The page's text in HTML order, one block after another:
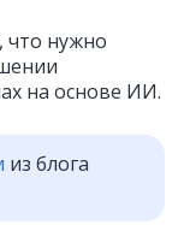
что нужно
на основе ИИ.
из блога